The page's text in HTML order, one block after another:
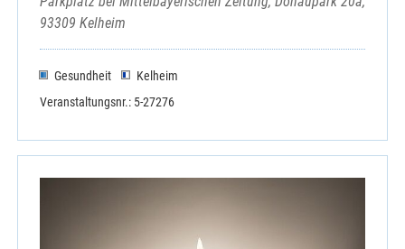
93309 Kelheim
Gesundheit
Kelheim
Veranstaltungsnr.: 5-27276